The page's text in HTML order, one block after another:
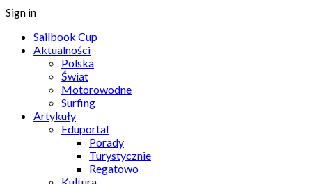
Sign in
Sailbook Cup
Aktualności
Polska
Świat
Motorowodne
Surfing
Artykuły
Eduportal
Porady
Turystycznie
Regatowo